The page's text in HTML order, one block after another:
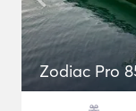
Zodiac Pro